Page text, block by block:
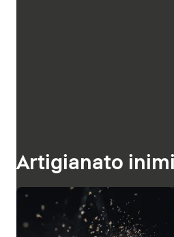
Artigianato